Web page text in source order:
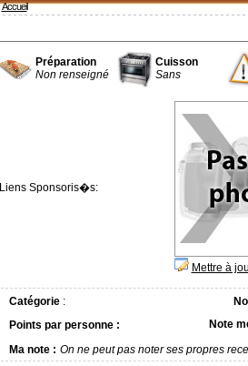
Accueil
Préparation
Non renseigné
Cuisson
Sans
Liens Sponsoris�s:
Mettre à
Catégorie:
Points par personne :
Note
Ma note : On ne peut pas noter ses propres